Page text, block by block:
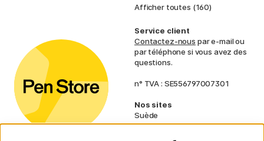
Afficher toutes (160)
Service client
Contactez-nous par e-mail ou
par téléphone si vous avez des
questions.
n° TVA : SE556797007301
Nos sites
Suède
Norvège